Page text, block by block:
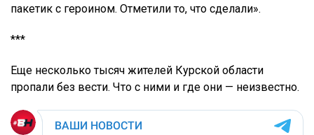
пакетик с героином. Отметили то, что сделали».
***
Еще несколько тысяч жителей Курской области
пропали без вести. Что с ними и где они — неизвестно.